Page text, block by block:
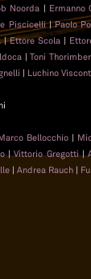
Noorda | Ermanno
Piscicelli|Paolo
|Ettore Scola |
| Toni
| Luchino
Bellocchio |
|Vittorio Gregotti|
| Andrea Rauch |